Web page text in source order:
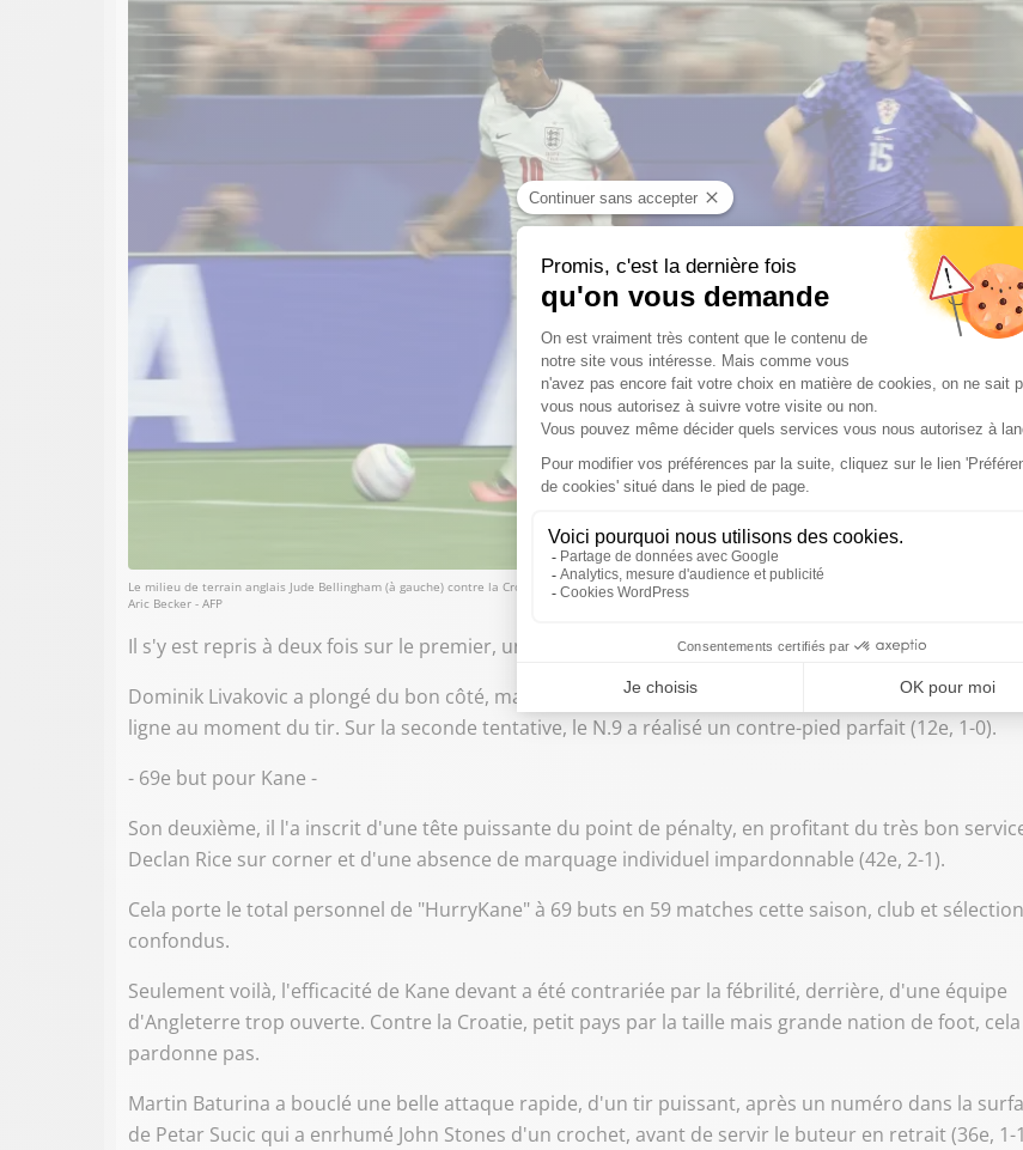
Le milieu de terrain anglais Jude Bellingham (à gauche) contre la Croatie lors de la Coupe du Monde 2026, le 17 juin 2026 à Arlington au Texas
Aric Becker - AFP
Il s'y est repris à deux fois sur le premier, un pénalty concédé par Modric devant Noni Madueke.
Dominik Livakovic a plongé du bon côté, mais le gardien du Dinamo Zagreb n'était pas resté sur sa
ligne au moment du tir. Sur la seconde tentative, le N.9 a réalisé un contre-pied parfait (12e, 1-0).
- 69e but pour Kane -
Son deuxième, il l'a inscrit d'une tête puissante du point de pénalty, en profitant du très bon
Declan Rice sur corner et d'une absence de marquage individuel impardonnable (42e, 2-1).
Cela porte le total personnel de "HurryKane" à 69 buts en 59 matches cette saison, club et sélection
confondus.
Seulement voilà, l'efficacité de Kane devant a été contrariée par la fébrilité, derrière, d'une équipe
d'Angleterre trop ouverte. Contre la Croatie, petit pays par la taille mais grande nation de foot,
pardonne pas.
Martin Baturina a bouclé une belle attaque rapide, d'un tir puissant, après un numéro dans la
de Petar Sucic qui a enrhumé John Stones d'un crochet, avant de servir le buteur en retrait (36e, 1-